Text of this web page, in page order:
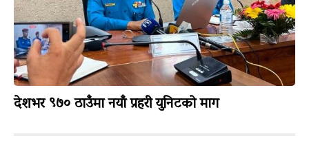
देशभर ९७० ठाउँमा नयाँ प्रहरी युनिटको माग